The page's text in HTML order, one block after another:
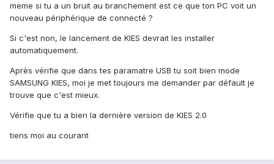
meme si tu a un bruit au branchement est ce que ton PC voit un
nouveau périphérique de connecté ?
Si c'est non, le lancement de KIES devrait les installer
automatiquement.
Après vérifie que dans tes paramatre USB tu soit bien mode
SAMSUNG KIES, moi je met toujours me demander par défault je
trouve que c'est mieux.
Vérifie que tu a bien la dernière version de KIES 2.0
tiens moi au courant